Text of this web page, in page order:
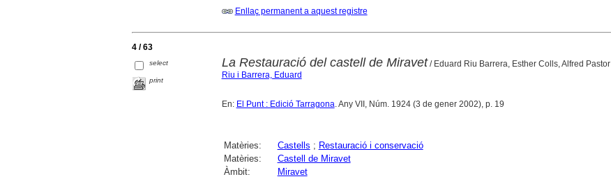
Enllaç permanent a aquest registre
4 / 63
select
print
La Restauració del castell de Miravet/ Eduard Riu Barrera, Esther Colls, Alfred Pastor
Riu i Barrera, Eduard
En: El Punt : Edició Tarragona. Any VII, Núm. 1924 (3 de gener 2002), p. 19
Matèries: Castells ; Restauració i conservació
Matèries:
Castell de Miravet
Àmbit:
Miravet